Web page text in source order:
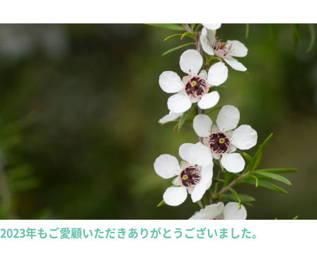
2023年もご愛顧いただきありがとうございました。